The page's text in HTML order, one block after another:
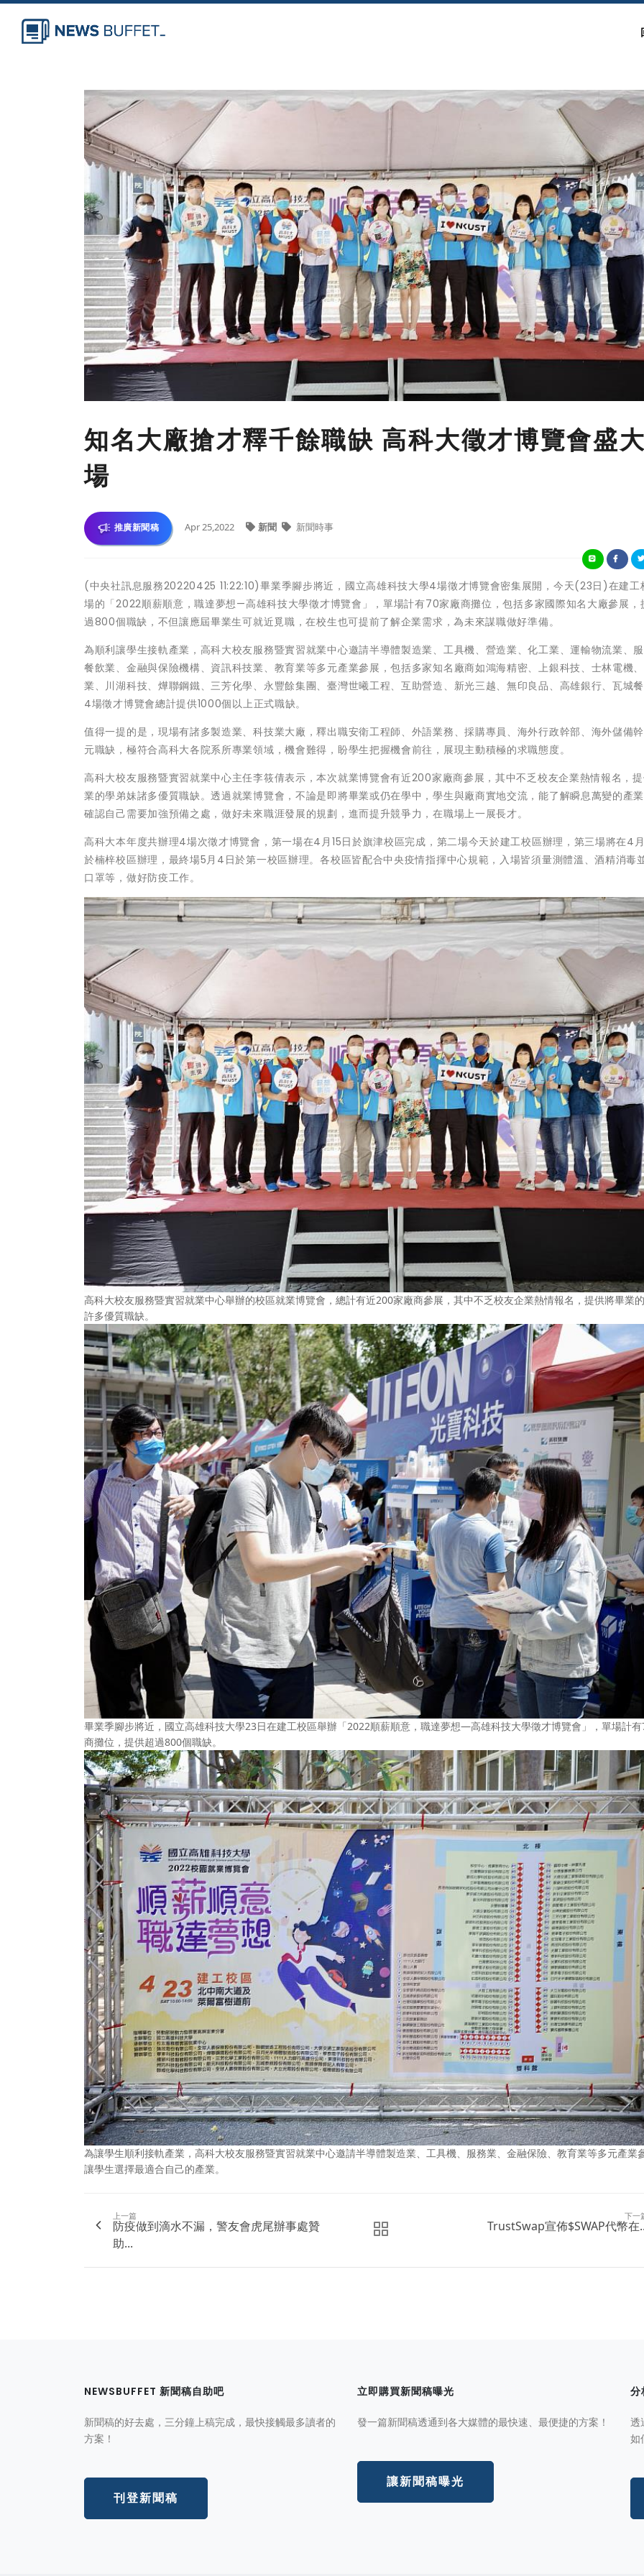
知名大廠搶才釋千餘職缺 高科大徵才博覽會盛
場
推廣新聞稿 Apr 25,2022 新聞 新聞時事
(中央社訊息服務20220425 11:22:10)畢業季腳步將近，國立高雄科技大學4場徵才博覽會密集展開，今天(23日)在建工
場的「2022順薪順意，職達夢想—高雄科技大學徵才博覽會」，單場計有70家廠商攤位，包括多家國際知名大廠參展，
過800個職缺，不但讓應屆畢業生可就近覓職，在校生也可提前了解企業需求，為未來謀職做好準備。
為順利讓學生接軌產業，高科大校友服務暨實習就業中心邀請半導體製造業、工具機、營造業、化工業、運輸物流業、
餐飲業、金融與保險機構、資訊科技業、教育業等多元產業參展，包括多家知名廠商如鴻海精密、上銀科技、士林電機
業、川湖科技、燁聯鋼鐵、三芳化學、永豐餘集團、臺灣世曦工程、互助營造、新光三越、無印良品、高雄銀行、瓦城
4場徵才博覽會總計提供1000個以上正式職缺。
值得一提的是，現場有諸多製造業、科技業大廠，釋出職安衛工程師、外語業務、採購專員、海外行政幹部、海外儲備
元職缺，極符合高科大各院系所專業領域，機會難得，盼學生把握機會前往，展現主動積極的求職態度。
高科大校友服務暨實習就業中心主任李筱倩表示，本次就業博覽會有近200家廠商參展，其中不乏校友企業熱情報名，
業的學弟妹諸多優質職缺。透過就業博覽會，不論是即將畢業或仍在學中，學生與廠商實地交流，能了解瞬息萬變的產
確認自己需要加強預備之處，做好未來職涯發展的規劃，進而提升競爭力，在職場上一展長才。
高科大本年度共辦理4場次徵才博覽會，第一場在4月15日於旗津校區完成，第二場今天於建工校區辦理，第三場將在4
於楠梓校區辦理，最終場5月4日於第一校區辦理。各校區皆配合中央疫情指揮中心規範，入場皆須量測體溫、酒精消毒
口罩等，做好防疫工作。
高科大校友服務暨實習就業中心舉辦的校區就業博覽會，總計有近200家廠商參展，其中不乏校友企業熱情報名，提供將畢業
許多優質職缺。
畢業季腳步將近，國立高雄科技大學23日在建工校區舉辦「2022順薪順意，職達夢想—高雄科技大學徵才博覽會」，單場計
商攤位，提供超過800個職缺。
為讓學生順利接軌產業，高科大校友服務暨實習就業中心邀請半導體製造業、工具機、服務業、金融保險、教育業等多元產業
讓學生選擇最適合自己的產業。
上一篇
防疫做到滴水不漏，警友會虎尾辦事處贊
助...
下一
TrustSwap宣佈$SWAP代幣在
NEWSBUFFET 新聞稿自助吧
新聞稿的好去處，三分鐘上稿完成，最快接觸最多讀者的
方案！
刊登新聞稿
立即購買新聞稿曝光
發一篇新聞稿透通到各大媒體的最快速、最便捷的方案！
讓新聞稿曝光
分
透
如